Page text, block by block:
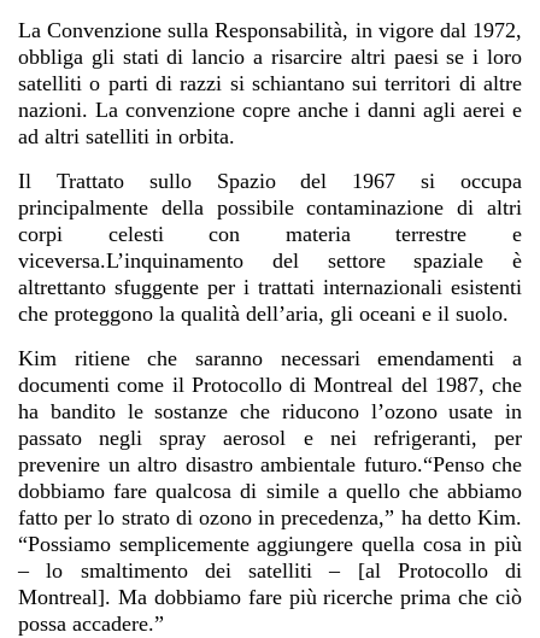
La Convenzione sulla Responsabilità, in vigore dal 1972,
obbliga gli stati di lancio a risarcire altri paesi se i loro
satelliti o parti di razzi si schiantano sui territori di altre
nazioni. La convenzione copre anche i danni agli aerei e
ad altri satelliti in orbita.
Il Trattato sullo Spazio del 1967 si occupa
principalmente della possibile contaminazione di altri
corpi celesti con materia terrestre e
viceversa.L’inquinamento del settore spaziale è
altrettanto sfuggente per i trattati internazionali esistenti
che proteggono la qualità dell’aria, gli oceani e il suolo.
Kim ritiene che saranno necessari emendamenti a
documenti come il Protocollo di Montreal del 1987, che
ha bandito le sostanze che riducono l’ozono usate in
passato negli spray aerosol e nei refrigeranti, per
prevenire un altro disastro ambientale futuro.“Penso che
dobbiamo fare qualcosa di simile a quello che abbiamo
fatto per lo strato di ozono in precedenza,” ha detto Kim.
“Possiamo semplicemente aggiungere quella cosa in più
– lo smaltimento dei satelliti – [al Protocollo di
Montreal]. Ma dobbiamo fare più ricerche prima che ciò
possa accadere.”